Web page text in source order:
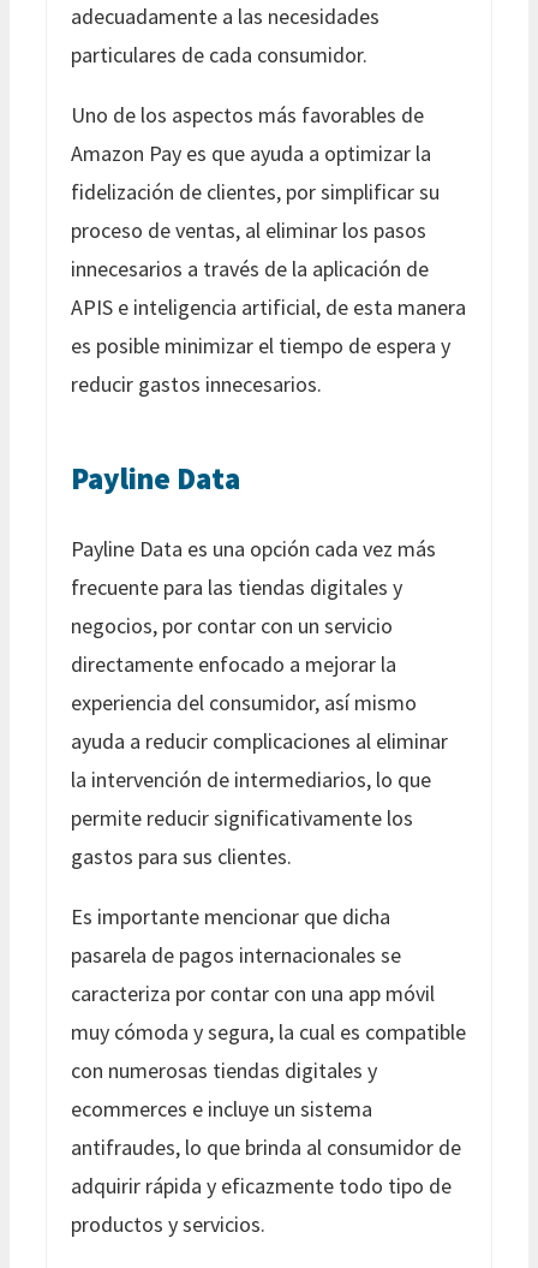
adecuadamente a las necesidades
particulares de cada consumidor.
Uno de los aspectos más favorables de
Amazon Pay es que ayuda a optimizar la
fidelización de clientes, por simplificar su
proceso de ventas, al eliminar los pasos
innecesarios a través de la aplicación de
APIS e inteligencia artificial, de esta manera
es posible minimizar el tiempo de espera y
reducir gastos innecesarios.
Payline Data
Payline Data es una opción cada vez más
frecuente para las tiendas digitales y
negocios, por contar con un servicio
directamente enfocado a mejorar la
experiencia del consumidor, así mismo
ayuda a reducir complicaciones al eliminar
la intervención de intermediarios, lo que
permite reducir significativamente los
gastos para sus clientes.
Es importante mencionar que dicha
pasarela de pagos internacionales se
caracteriza por contar con una app móvil
muy cómoda y segura, la cual es compatible
con numerosas tiendas digitales y
ecommerces e incluye un sistema
antifraudes, lo que brinda al consumidor de
adquirir rápida y eficazmente todo tipo de
productos y servicios.